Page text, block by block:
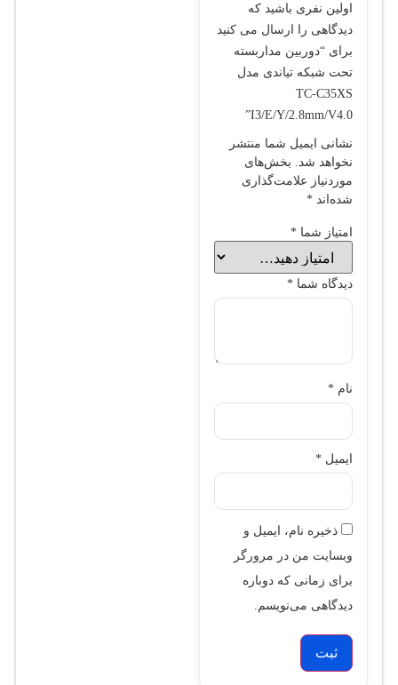
ویژگی‌های پیشرفته، کیفیت
تصویر بالا و طراحی
مقاوم، گزینه‌ای مناسب
محیط‌های مختلف است.
فناوری‌های هوشمند و
پشتیبانی از استانداردهای
روز، انتخابی قابل‌اعتماد
برای نظارت شبانه‌روزی و
مدیریت حرفه‌ای امنیت
محسوب می‌شود.
اولین نفری باشید که
دیدگاهی را ارسال می کنید
برای “دوربین مداربسته
تحت شبکه تیاندی مدل
TC-C35XS
I3/E/Y/2.8mm/V4.0”
نشانی ایمیل شما منتشر
نخواهد شد.
بخش‌های
موردنیاز علامت‌گذاری
شده‌اند *
امتیاز شما *
دیدگاه شما *
نام *
ایمیل *
ذخیره نام، ایمیل و
وبسایت من در مرورگر
برای زمانی که دوباره
دیدگاهی می‌نویسم.